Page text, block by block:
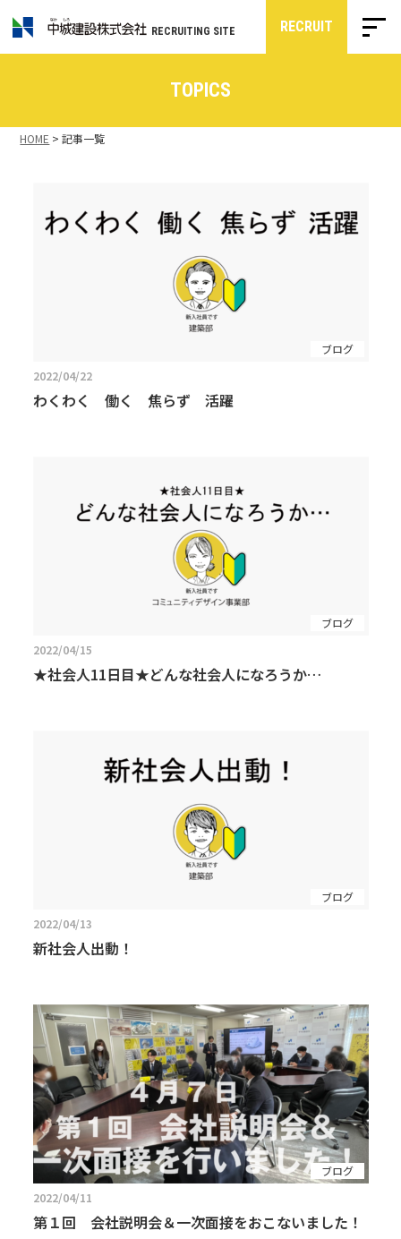
RECRUITING SITE RECRUIT
TOPICS
HOME >記事一覧
ブログ
2022/04/22
わくわく 働く 焦らず 活躍
ブログ
2022/04/15
★社会人11日目★どんな社会人になろうか…
ブログ
2022/04/13
新社会人出動！
ブログ
2022/04/11
第１回 会社説明会＆一次面接をおこないました！